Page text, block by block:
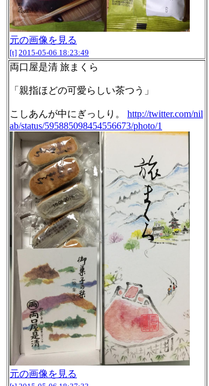
元の画像を見る
[t] 2015-05-06 18:23:49
両口屋是清 旅まくら
「親指ほどの可愛らしい茶つう」
こしあんが中にぎっしり。 http://twitter.com/nil
ab/status/595885098454556673/photo/1
元の画像を見る